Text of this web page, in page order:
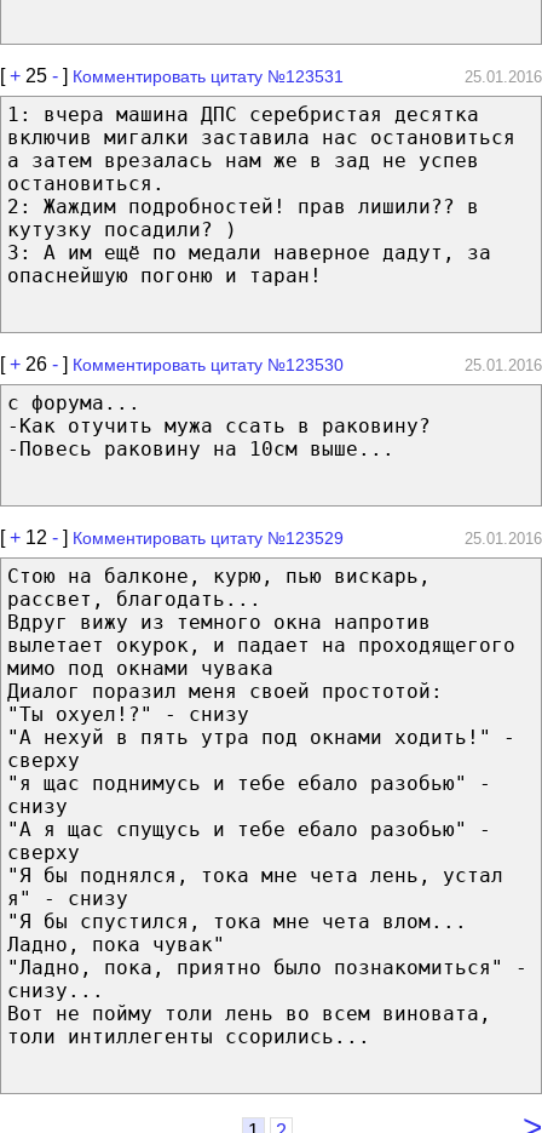
[+ 25 - ] Комментировать цитату №123531 25.01.2016
1: вчера машина ДПС серебристая десятка
включив мигалки заставила нас остановиться
а затем врезалась нам же в зад не успев
остановиться.
2: Жаждим подробностей! прав лишили?? в
кутузку посадили? )
3: А им ещё по медали наверное дадут, за
опаснейшую погоню и таран!
[+ 26 - ] Комментировать цитату №123530 25.01.2016
с форума...
-Как отучить мужа ссать в раковину?
-Повесь раковину на 10см выше...
[+ 12 - ] Комментировать цитату №123529 25.01.2016
Стою на балконе, курю, пью вискарь,
рассвет, благодать...
Вдруг вижу из темного окна напротив
вылетает окурок, и падает на проходящегого
мимо под окнами чувака
Диалог поразил меня своей простотой:
"Ты охуел!?" - снизу
"А нехуй в пять утра под окнами ходить!" -
сверху
"я щас поднимусь и тебе ебало разобью" -
снизу
"А я щас спущусь и тебе ебало разобью" -
cверху
"Я бы поднялся, тока мне чета лень, устал
я" - снизу
"Я бы спустился, тока мне чета влом...
Ладно, пока чувак"
"Ладно, пока, приятно было познакомиться" -
снизу...
Вот не пойму толи лень во всем виновата,
толи интиллегенты ссорились...